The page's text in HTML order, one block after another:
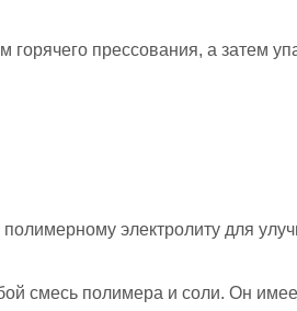
горячего прессования, а затем
электролиту для
смесь полимера и соли. Он